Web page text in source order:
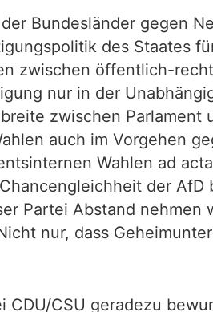
Bundesländer gegen
des Staates
zwischen öffentlich-
nur in der
zwischen
auch im Vorgehen
Wahlen ad
der
Partei Abstand
nur, dass
CSU geradezu